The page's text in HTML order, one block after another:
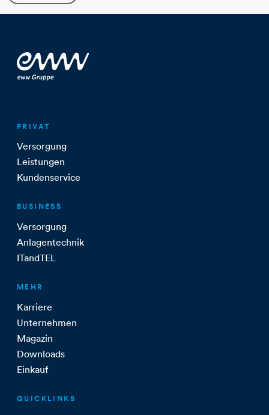
PRIVAT
Versorgung
Leistungen
Kundenservice
BUSINESS
Versorgung
Anlagentechnik
ITandTEL
MEHR
Karriere
Unternehmen
Magazin
Downloads
Einkauf
QUICKLINKS